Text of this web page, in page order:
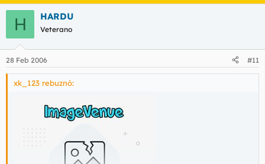
H HARDU
Veterano
28 Feb 2006 #11
xk_123 rebuznó: